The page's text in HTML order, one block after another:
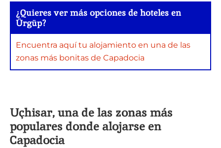
¿Quieres ver más opciones de hoteles en
Ürgüp?
Encuentra aquí tu alojamiento en una de las
zonas más bonitas de Capadocia
Uçhisar, una de las zonas más
populares donde alojarse en
Capadocia